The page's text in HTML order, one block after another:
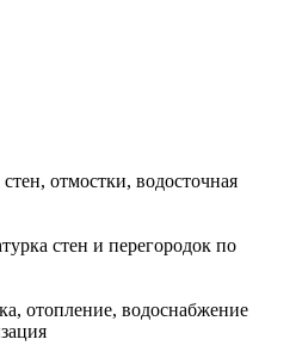
отмостки, водосточная
стен и перегородок по
отопление, водоснабжение